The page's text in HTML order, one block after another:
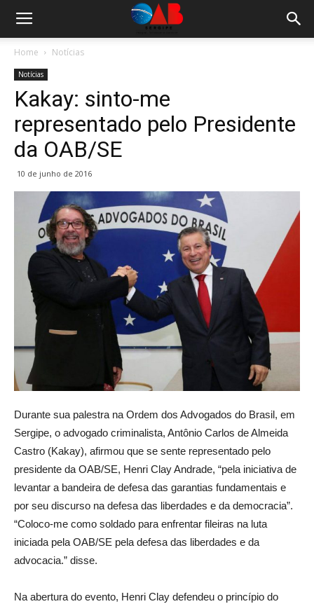
Home Notícias
Notícias
Kakay: sinto-me
representado pelo Presidente
da OAB/SE
10 de junho de 2016
Durante sua palestra na Ordem dos Advogados do Brasil, em
Sergipe, o advogado criminalista, Antônio Carlos de Almeida
Castro (Kakay), afirmou que se sente representado pelo
presidente da OAB/SE, Henri Clay Andrade, “pela iniciativa de
levantar a bandeira de defesa das garantias fundamentais e
por seu discurso na defesa das liberdades e da democracia”.
“Coloco-me como soldado para enfrentar fileiras na luta
iniciada pela OAB/SE pela defesa das liberdades e da
advocacia.” disse.
Na abertura do evento, Henri Clay defendeu o princípio do